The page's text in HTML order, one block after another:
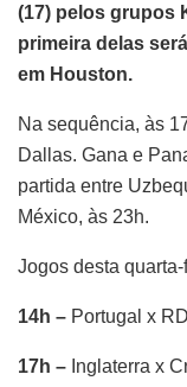
(17) pelos grupos
primeira delas
em Houston.
Na sequência, às
Dallas. Gana e
partida entre
México, às 23h.
Jogos desta
14h – Portugal x
17h – Inglaterra x